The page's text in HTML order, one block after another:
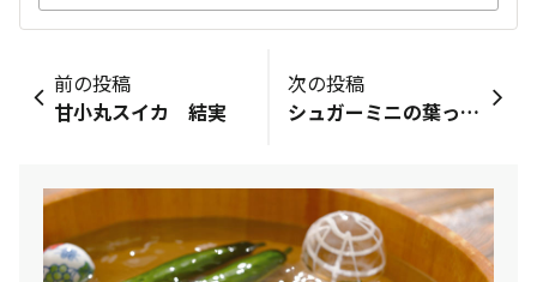
前の投稿
甘小丸スイカ 結実
次の投稿
シュガーミニの葉っぱが、黄色く…